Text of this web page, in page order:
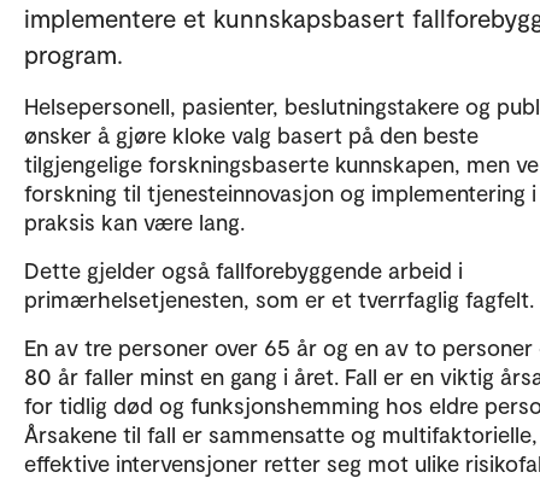
implementere et kunnskapsbasert
program.
Helsepersonell, pasienter, beslutningstakere og
ønsker å gjøre kloke valg basert på den beste
tilgjengelige forskningsbaserte kunnskapen, men
forskning til tjenesteinnovasjon og implementering i
praksis kan være lang.
Dette gjelder også fallforebyggende arbeid i
primærhelsetjenesten, som er et tverrfaglig fagfelt.
En av tre personer over 65 år og en av to personer
80 år faller minst en gang i året. Fall er en viktig
for tidlig død og funksjonshemming hos eldre
Årsakene til fall er sammensatte og
effektive intervensjoner retter seg mot ulike